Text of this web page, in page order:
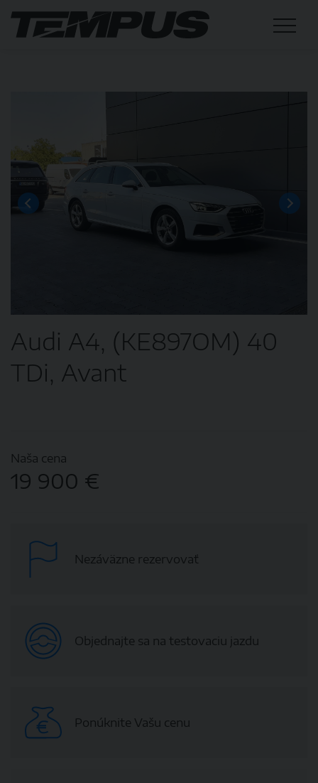
Audi A4, (KE897OM) 40
TDi, Avant
Naša cena
19 900 €
Nezáväzne rezervovať
Objednajte sa na testovaciu jazdu
Ponúknite Vašu cenu